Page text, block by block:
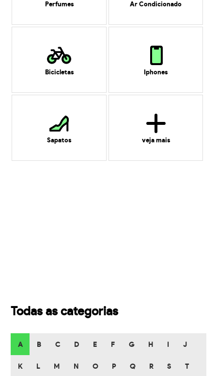
Perfumes Ar Condicionado
Bicicletas Iphones
Sapatos veja mais
Todas as categorias
A B C D E F G H J
K L M N O P Q R S T